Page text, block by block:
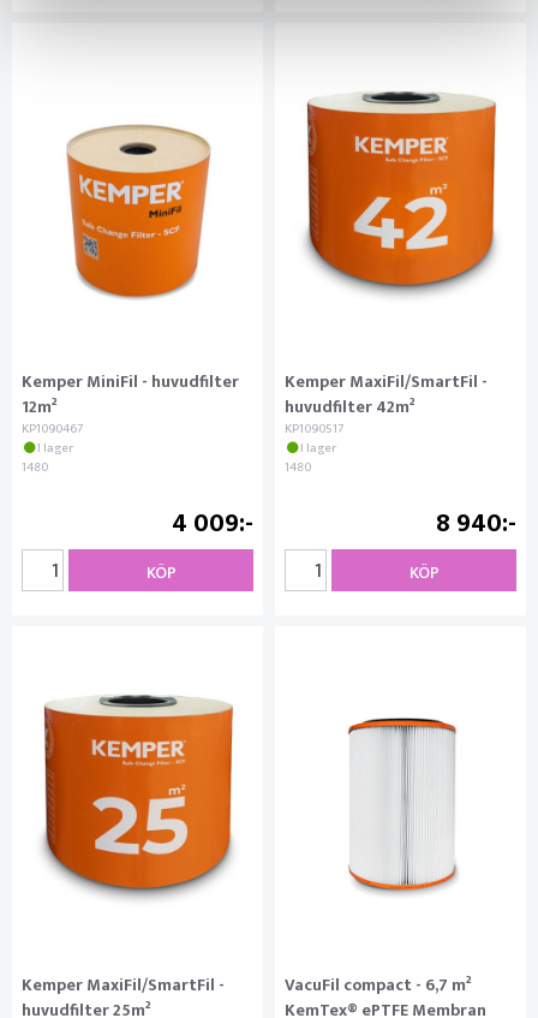
Kemper MiniFil - huvudfilter
12m²
KP1090467
I lager
1480
4 009
KÖP
Kemper MaxiFil/SmartFil -
huvudfilter 42m²
KP1090517
I lager
1480
8 940
KÖP
Kemper MaxiFil/SmartFil -
huvudfilter 25m²
VacuFil compact - 6,7 m²
KemTex® ePTFE Membran